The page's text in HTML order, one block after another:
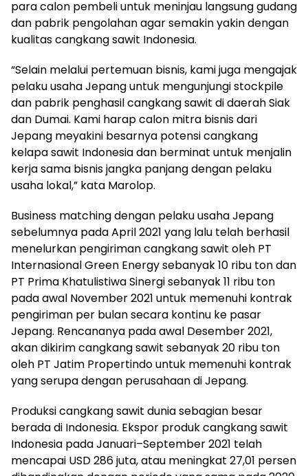
para calon pembeli untuk meninjau langsung gudang
dan pabrik pengolahan agar semakin yakin dengan
kualitas cangkang sawit Indonesia.
“Selain melalui pertemuan bisnis, kami juga mengajak
pelaku usaha Jepang untuk mengunjungi stockpile
dan pabrik penghasil cangkang sawit di daerah Siak
dan Dumai. Kami harap calon mitra bisnis dari
Jepang meyakini besarnya potensi cangkang
kelapa sawit Indonesia dan berminat untuk menjalin
kerja sama bisnis jangka panjang dengan pelaku
usaha lokal,” kata Marolop.
Business matching dengan pelaku usaha Jepang
sebelumnya pada April 2021 yang lalu telah berhasil
menelurkan pengiriman cangkang sawit oleh PT
Internasional Green Energy sebanyak 10 ribu ton dan
PT Prima Khatulistiwa Sinergi sebanyak 11 ribu ton
pada awal November 2021 untuk memenuhi kontrak
pengiriman per bulan secara kontinu ke pasar
Jepang. Rencananya pada awal Desember 2021,
akan dikirim cangkang sawit sebanyak 20 ribu ton
oleh PT Jatim Propertindo untuk memenuhi kontrak
yang serupa dengan perusahaan di Jepang.
Produksi cangkang sawit dunia sebagian besar
berada di Indonesia. Ekspor produk cangkang sawit
Indonesia pada Januari–September 2021 telah
mencapai USD 286 juta, atau meningkat 27,01 persen